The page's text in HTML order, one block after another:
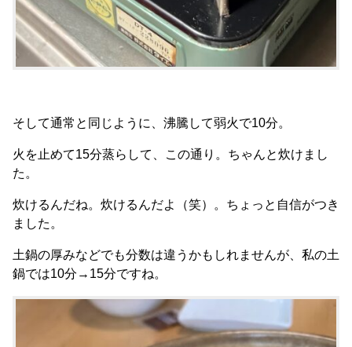
そして通常と同じように、沸騰して弱火で10分。
火を止めて15分蒸らして、この通り。ちゃんと炊けまし
た。
炊けるんだね。炊けるんだよ（笑）。ちょっと自信がつき
ました。
土鍋の厚みなどでも分数は違うかもしれませんが、私の土
鍋では10分→15分ですね。